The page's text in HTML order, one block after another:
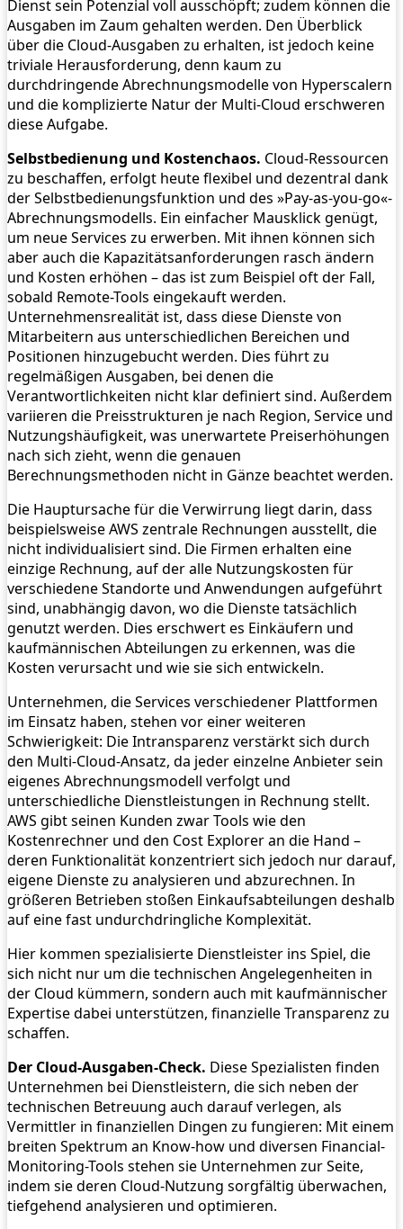
Dienst sein Potenzial voll ausschöpft; zudem können die
Ausgaben im Zaum gehalten werden. Den Überblick
über die Cloud-Ausgaben zu erhalten, ist jedoch keine
triviale Herausforderung, denn kaum zu
durchdringende Abrechnungsmodelle von Hyperscalern
und die komplizierte Natur der Multi-Cloud erschweren
diese Aufgabe.
Selbstbedienung und Kostenchaos. Cloud-Ressourcen
zu beschaffen, erfolgt heute flexibel und dezentral dank
der Selbstbedienungsfunktion und des »Pay-as-you-go«-
Abrechnungsmodells. Ein einfacher Mausklick genügt,
um neue Services zu erwerben. Mit ihnen können sich
aber auch die Kapazitätsanforderungen rasch ändern
und Kosten erhöhen – das ist zum Beispiel oft der Fall,
sobald Remote-Tools eingekauft werden.
Unternehmensrealität ist, dass diese Dienste von
Mitarbeitern aus unterschiedlichen Bereichen und
Positionen hinzugebucht werden. Dies führt zu
regelmäßigen Ausgaben, bei denen die
Verantwortlichkeiten nicht klar definiert sind. Außerdem
variieren die Preisstrukturen je nach Region, Service und
Nutzungshäufigkeit, was unerwartete Preiserhöhungen
nach sich zieht, wenn die genauen
Berechnungsmethoden nicht in Gänze beachtet werden.
Die Hauptursache für die Verwirrung liegt darin, dass
beispielsweise AWS zentrale Rechnungen ausstellt, die
nicht individualisiert sind. Die Firmen erhalten eine
einzige Rechnung, auf der alle Nutzungskosten für
verschiedene Standorte und Anwendungen aufgeführt
sind, unabhängig davon, wo die Dienste tatsächlich
genutzt werden. Dies erschwert es Einkäufern und
kaufmännischen Abteilungen zu erkennen, was die
Kosten verursacht und wie sie sich entwickeln.
Unternehmen, die Services verschiedener Plattformen
im Einsatz haben, stehen vor einer weiteren
Schwierigkeit: Die Intransparenz verstärkt sich durch
den Multi-Cloud-Ansatz, da jeder einzelne Anbieter sein
eigenes Abrechnungsmodell verfolgt und
unterschiedliche Dienstleistungen in Rechnung stellt.
AWS gibt seinen Kunden zwar Tools wie den
Kostenrechner und den Cost Explorer an die Hand –
deren Funktionalität konzentriert sich jedoch nur darauf,
eigene Dienste zu analysieren und abzurechnen. In
größeren Betrieben stoßen Einkaufsabteilungen deshalb
auf eine fast undurchdringliche Komplexität.
Hier kommen spezialisierte Dienstleister ins Spiel, die
sich nicht nur um die technischen Angelegenheiten in
der Cloud kümmern, sondern auch mit kaufmännischer
Expertise dabei unterstützen, finanzielle Transparenz zu
schaffen.
Der Cloud-Ausgaben-Check. Diese Spezialisten finden
Unternehmen bei Dienstleistern, die sich neben der
technischen Betreuung auch darauf verlegen, als
Vermittler in finanziellen Dingen zu fungieren: Mit einem
breiten Spektrum an Know-how und diversen Financial-
Monitoring-Tools stehen sie Unternehmen zur Seite,
indem sie deren Cloud-Nutzung sorgfältig überwachen,
tiefgehend analysieren und optimieren.